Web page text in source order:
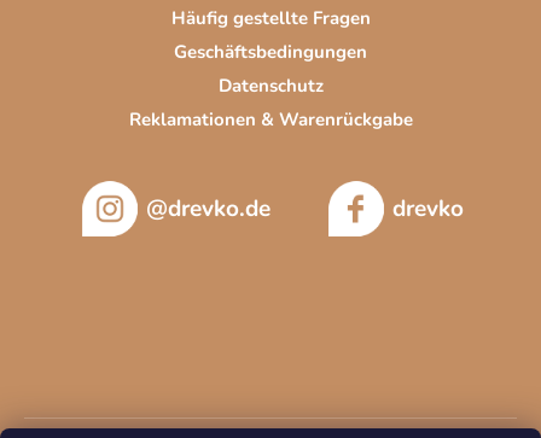
Häufig gestellte Fragen
Geschäftsbedingungen
Datenschutz
Reklamationen & Warenrückgabe
@drevko.de drevko